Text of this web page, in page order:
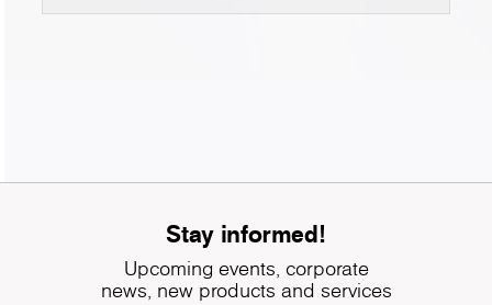
Stay informed!
Upcoming events, corporate
news, new products and services